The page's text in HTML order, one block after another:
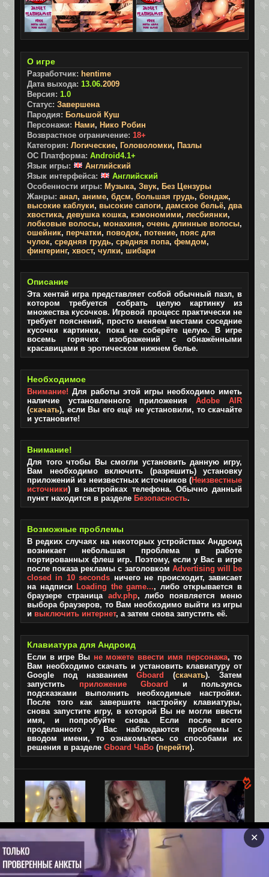
О игре
Разработчик: hentime
Дата выхода: 13.06.2009
Версия: 1.0
Статус: Завершена
Пародия: Большой Куш
Персонажи: Нами, Нико Робин
Возврастное ограничение: 18+
Категория: Логические, Головоломки, Пазлы
ОС Платформа: Android4.1+
Язык игры:
Английский
Язык интерфейса:
Английский
Особенности игры: Музыка, Звук, Без Цензуры
Жанры: анал, аниме, бдсм, большая грудь, бондаж,
высокие каблуки, высокие сапоги, дамское бельё, два
хвостика, девушка кошка, кэмономими, лесбиянки,
лобковые волосы, монахиня, очень длинные волосы,
ошейник, перчатки, поводок, потение, пояс для
чулок, средняя грудь, средняя попа, фемдом,
фингеринг, хвост, чулки, шибари
Описание
Эта хентай игра представляет собой обычный пазл, в
котором требуется собрать целую картинку из
множества кусочков. Игровой процесс практически не
требует пояснений, просто меняем местами соседние
кусочки картинки, пока не соберёте целую. В игре
восемь горячих изображений с обнажёнными
красавицами в эротическом нижнем белье.
Необходимое
Внимание! Для работы этой игры необходимо иметь
наличие установленного приложенияAdobe AIR
(скачать), если Вы его ещё не установили, то скачайте
и установите!
Внимание!
Для того чтобы Вы смогли установить данную игру,
Вам необходимо включить (разрешить) установку
приложений из неизвестных источников (Неизвестные
источники) в настройках телефона. Обычно данный
пункт находится в разделе Безопасность.
Возможные проблемы
В редких случаях на некоторых устройствах Андроид
возникает небольшая проблема в работе
портированных флеш игр. Поэтому, если у Вас в игре
после показа рекламы с заголовком Advertising will be
closed in 10 seconds ничего не происходит, зависает
на надписи Loading the game..., либо открывается в
браузере страница adv.php, либо появляется меню
выбора браузеров, то Вам необходимо выйти из игры
и выключить интернет, а затем снова запустить её.
Клавиатура для Андроид
Если в игре Вы не можете ввести имя персонажа, то
Вам необходимо скачать и установить клавиатуру от
Google под названиемGboard (скачать). Затем
запустить приложение Gboard
и пользуясь
подсказками выполнить необходимые настройки.
После того как завершите настройку клавиатуры,
снова запустите игру, в которой Вы не могли ввести
имя, и попробуйте снова. Если после всего
проделанного у Вас наблюдаются проблемы с
вводом имени, то ознакомьтесь со способами их
решения в разделе Gboard ЧаВо (перейти).
Привет, может
встретимся?
Лара, 19
Ебливая мелкая
шлюшка
✕